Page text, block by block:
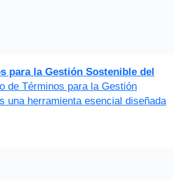
para la Gestión Sostenible del
de Términos para la Gestión
una herramienta esencial diseñada